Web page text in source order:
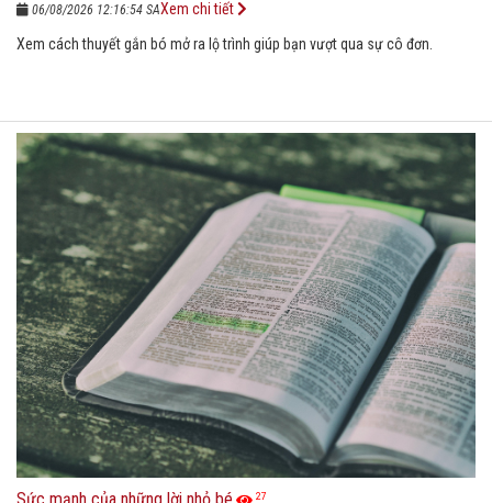
06/08/2026 12:16:54 SA
Xem cách thuyết gắn bó mở ra lộ trình giúp bạn vượt qua sự cô đơn.
Xem chi tiết
Sức mạnh của những lời nhỏ bé 27